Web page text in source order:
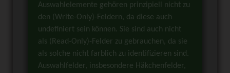
Auswahlelemente gehören prinzipiell nicht zu
den (Write-Only)-Feldern, da diese auch
undefiniert sein können. Sie sind auch nicht
als (Read-Only)-Felder zu gebrauchen, da sie
als solche nicht farblich zu identifizieren sind.
Auswahlfelder, insbesondere Häkchenfelder,